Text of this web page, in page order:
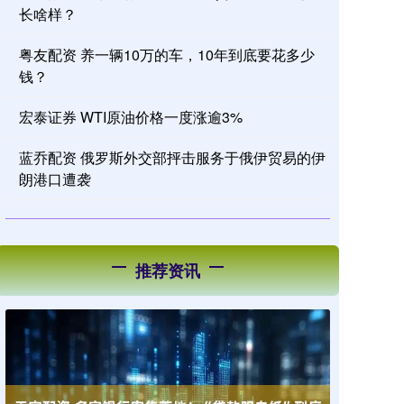
长啥样？
粤友配资 养一辆10万的车，10年到底要花多少
钱？
宏泰证券 WTI原油价格一度涨逾3%
蓝乔配资 俄罗斯外交部抨击服务于俄伊贸易的伊
朗港口遭袭
推荐资讯